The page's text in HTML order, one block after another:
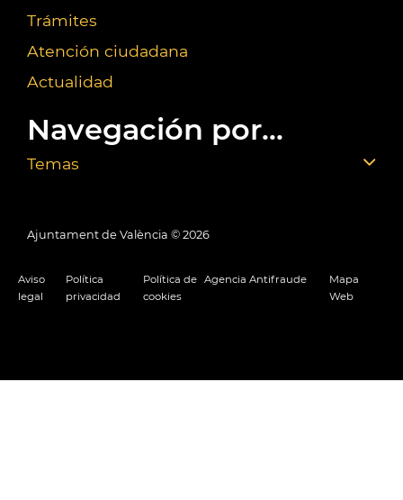
Trámites
Atención ciudadana
Actualidad
Navegación por...
Temas
Ajuntament de València © 2026
Aviso
legal
Política
privacidad
Política de
cookies
Agencia Antifraude
Mapa
Web